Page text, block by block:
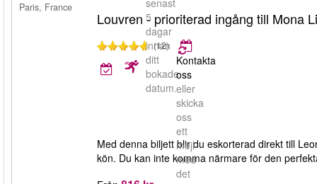
senast
5
dagar
innan
ditt
bokade
datum.
Paris, France
Louvren - prioriterad ingång till Mona
(12)
Kontakta
oss
eller
skicka
oss
ett
mejl
med
det
Med denna biljett blir du eskorterad direkt till
kön. Du kan inte komma närmare för den